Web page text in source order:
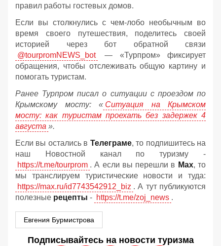
правил работы гостевых домов.
Если вы столкнулись с чем-лобо необычным во
время своего путешествия, поделитесь своей
историей через бот обратной связи
@tourpromNEWS_bot
— «Турпром» фиксирует
обращения, чтобы отслеживать общую картину и
помогать туристам.
Ранее Турпром писал о ситуации с проездом по
Крымскому мосту: « Ситуация на Крымском
мосту: как туристам проехать без задержек 4
августа ».
Если вы остались в Телеграме, то подпишитесь на
наш Новостной канал по туризму -
https://t.me/tourprom . А если вы перешли в Мах, то
мы транслируем туристические новости и туда:
https://max.ru/id7743542912_biz . А тут публикуются
полезные рецепты - https://t.me/zoj_news .
Евгения Бурмистрова
Подписывайтесь на новости туризма